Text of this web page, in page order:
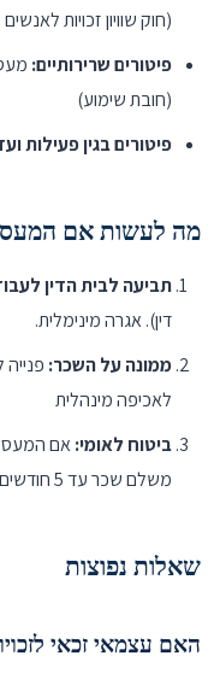
(חוק שוויון זכויות
פיטורים שרירותיים:
(חובת שימוע)
פיטורים בגין פעילות
מה לעשות אם
תביעה לבית הדין
דין). אגרה מינימלית.
ממונה על השכר:
לאכיפה מינהלית
ביטוח לאומי:אם
משלם שכר עד 5 חודשים
שאלות נפוצות
האם עצמאי זכאי